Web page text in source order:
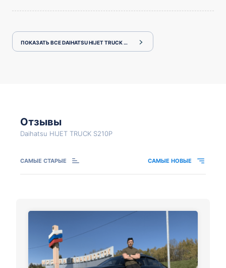
ПОКАЗАТЬ ВСЕ DAIHATSU HIJET TRUCK S210P
Отзывы
Daihatsu HIJET TRUCK S210P
САМЫЕ СТАРЫЕ САМЫЕ НОВЫЕ